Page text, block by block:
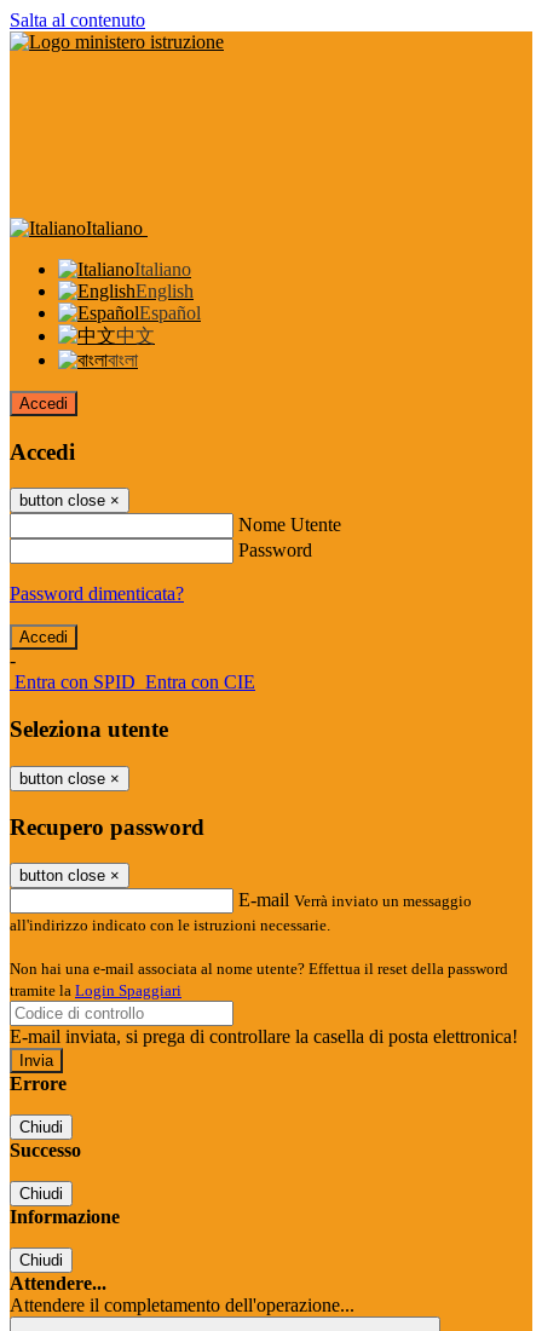
Salta al contenuto
Italiano
Italiano
English
Español
中文
বাংলা
Accedi
Accedi
button close ×
Nome Utente
Password
Password dimenticata?
-
Entra con SPID Entra con CIE
Seleziona utente
button close ×
Recupero password
button close ×
E-mail Verrà inviato un messaggio
all'indirizzo indicato con le istruzioni necessarie.
Non hai una e-mail associata al nome utente? Effettua il reset della password
tramite la Login Spaggiari
E-mail inviata, si prega di controllare la casella di posta elettronica!
Errore
Chiudi
Successo
Chiudi
Informazione
Chiudi
Attendere...
Attendere il completamento dell'operazione...